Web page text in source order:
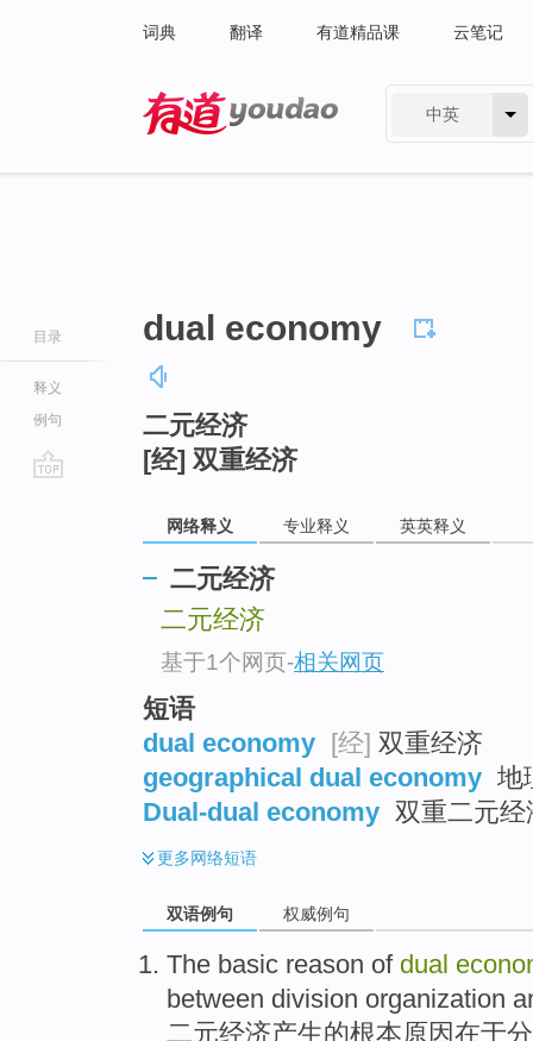
词典 翻译 有道精品课 云笔记
中英
目录
释义
例句
dual economy
二元经济
[经] 双重经济
网络释义 专业释义 英英释义
二元经济
二元经济
基于1个网页-相关网页
短语
dual economy [经] 双重经济
geographical dual economy 地
Dual-dual economy 双重二元经
更多网络短语
双语例句 权威例句
The basic reason of dual
between division organization
二元经济产生的根本原因在于